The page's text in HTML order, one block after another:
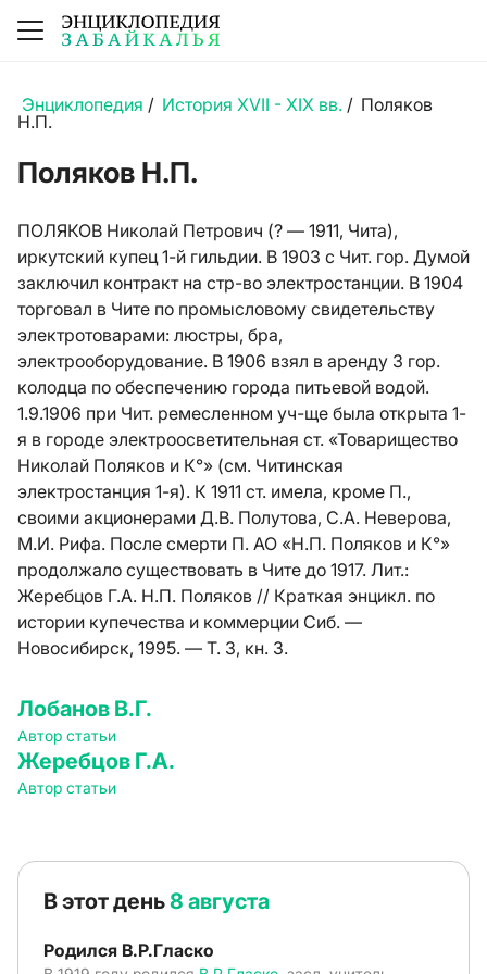
Энциклопедия / История XVII - XIX вв. / Поляков
Н.П.
Поляков Н.П.
ПОЛЯКОВ Николай Петрович (? — 1911, Чита),
иркутский купец 1-й гильдии. В 1903 с Чит. гор. Думой
заключил контракт на стр-во электростанции. В 1904
торговал в Чите по промысловому свидетельству
электротоварами: люстры, бра,
электрооборудование. В 1906 взял в аренду 3 гор.
колодца по обеспечению города питьевой водой.
1.9.1906 при Чит. ремесленном уч-ще была открыта 1-
я в городе электроосветительная ст. «Товарищество
Николай Поляков и К°» (см. Читинская
электростанция 1-я). К 1911 ст. имела, кроме П.,
своими акционерами Д.В. Полутова, С.А. Неверова,
М.И. Рифа. После смерти П. АО «Н.П. Поляков и К°»
продолжало существовать в Чите до 1917. Лит.:
Жеребцов Г.А. Н.П. Поляков // Краткая энцикл. по
истории купечества и коммерции Сиб. —
Новосибирск, 1995. — Т. 3, кн. 3.
Лобанов В.Г.
Автор статьи
Жеребцов Г.А.
Автор статьи
В этот день8 августа
Родился В.Р.Гласко